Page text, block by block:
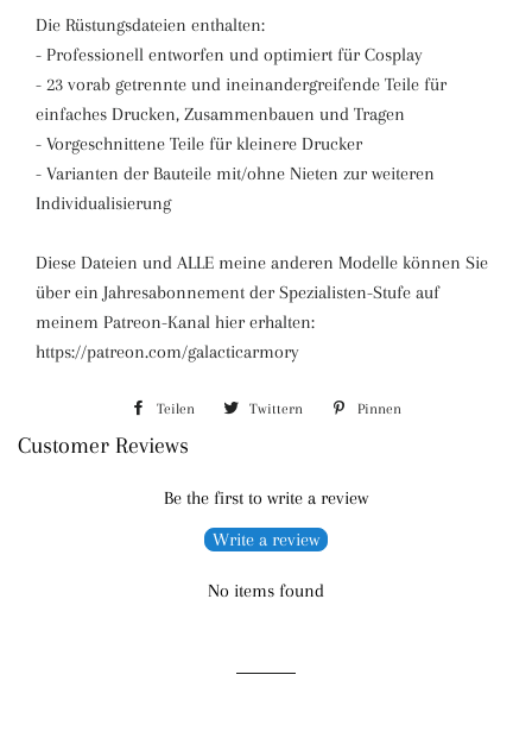
Die Rüstungsdateien enthalten:
- Professionell entworfen und optimiert für Cosplay
- 23 vorab getrennte und ineinandergreifende Teile für
einfaches Drucken, Zusammenbauen und Tragen
- Vorgeschnittene Teile für kleinere Drucker
- Varianten der Bauteile mit/ohne Nieten zur weiteren
Individualisierung
Diese Dateien und ALLE meine anderen Modelle können Sie
über ein Jahresabonnement der Spezialisten-Stufe auf
meinem Patreon-Kanal hier erhalten:
https://patreon.com/galacticarmory
Teilen Auf Twittern Auf Pinnen
Customer Reviews
Be the first to write a review
Write a review
No items found